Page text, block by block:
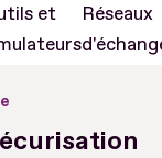
et
Réseaux